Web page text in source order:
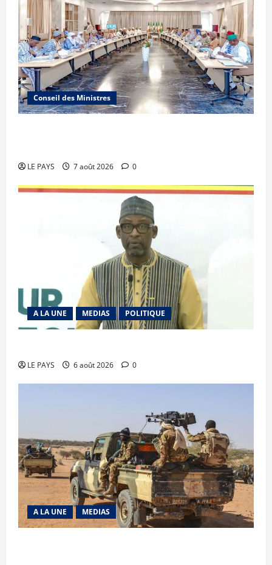
Conseil des Ministres
LE PAYS 7 août 2026 0
A LA UNE MEDIAS POLITIQUE
LE PAYS 6 août 2026 0
A LA UNE MEDIAS